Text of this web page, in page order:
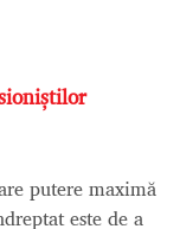
putere maximă
este de a